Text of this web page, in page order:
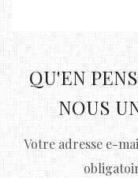
QU'EN
NOUS
Votre adresse e-